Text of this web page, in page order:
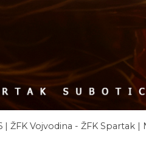
Vojvodina - ŽFK Spartak |